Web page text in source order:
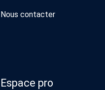
Nous contacter
Espace pro